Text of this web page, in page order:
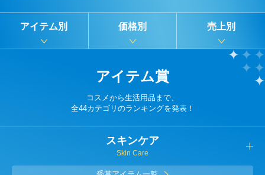
アイテム別 価格別 売上別
アイテム賞
コスメから生活用品まで、
全44カテゴリのランキングを発表！
スキンケア
Skin Care